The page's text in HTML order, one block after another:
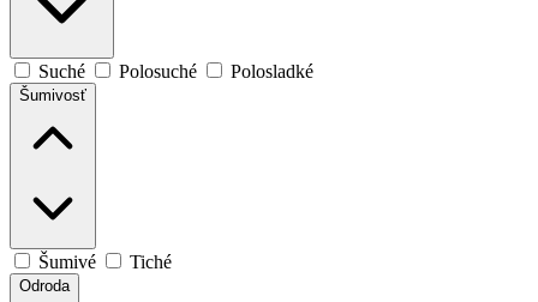
Suché Polosuché Polosladké
Šumivosť
Šumivé Tiché
Odroda